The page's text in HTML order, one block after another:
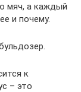
мяч, а каждый
и почему.
к
– это